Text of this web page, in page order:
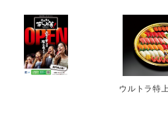
ウルトラ特